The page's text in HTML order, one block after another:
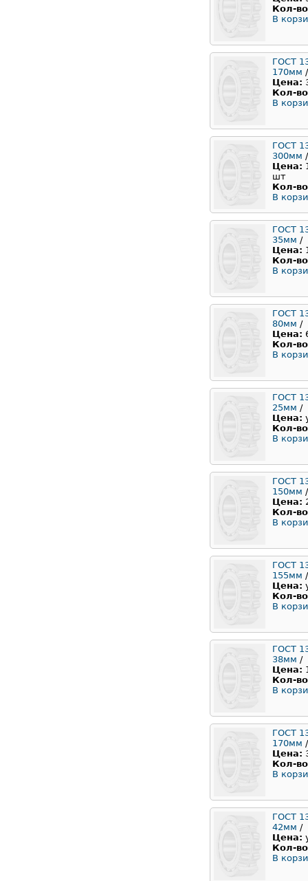
Кол-
В
ГОСТ
170мм /
Цена:
Кол-
В
ГОСТ
300мм /
Цена:
шт
Кол-
В
ГОСТ
35мм /
Цена:
Кол-
В
ГОСТ
80мм /
Цена:
Кол-
В
ГОСТ
25мм /
Цена:
Кол-
В
ГОСТ
150мм /
Цена:
Кол-
В
ГОСТ
155мм /
Цена:
Кол-
В
ГОСТ
38мм /
Цена:
Кол-
В
ГОСТ
170мм /
Цена:
Кол-
В
ГОСТ
42мм /
Цена:
Кол-
В